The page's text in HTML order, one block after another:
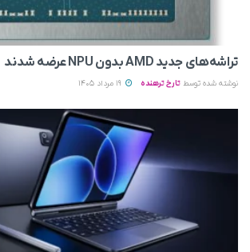
تراشه‌های جدید AMD بدون NPU عرضه شدند
نوشته شده توسط تارخ ترهنده